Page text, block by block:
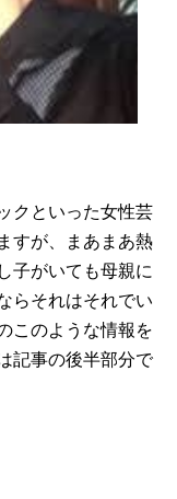
クといった女性芸
すが、まあまあ熱
子がいても母親に
らそれはそれでい
このような情報を
記事の後半部分で